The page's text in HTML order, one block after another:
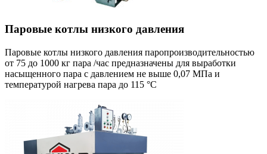
Паровые котлы низкого давления
Паровые котлы низкого давления паропроизводительностью
от 75 до 1000 кг пара /час предназначены для выработки
насыщенного пара с давлением не выше 0,07 МПа и
температурой нагрева пара до 115 °С